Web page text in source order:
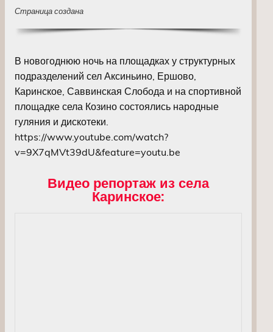
Страница создана
В новогоднюю ночь на площадках у структурных
подразделений сел Аксиньино, Ершово,
Каринское, Саввинская Слобода и на спортивной
площадке села Козино состоялись народные
гуляния и дискотеки.
https://www.youtube.com/watch?
v=9X7qMVt39dU&feature=youtu.be
Видео репортаж из села
Каринское: